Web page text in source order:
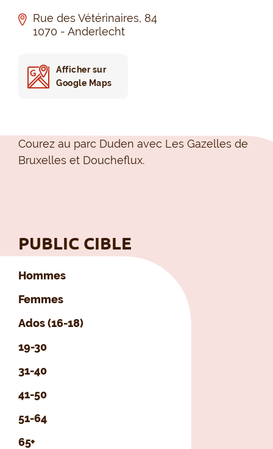
Rue des Vétérinaires, 84
1070 - Anderlecht
Afficher sur
Google Maps
Courez au parc Duden avec Les Gazelles de
Bruxelles et Doucheflux.
PUBLIC CIBLE
Hommes
Femmes
Ados (16-18)
19-30
31-40
41-50
51-64
65+